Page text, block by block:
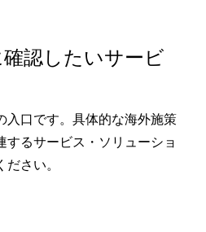
認したいサービ
入口です。具体的な海外施策
するサービス・ソリューショ
さい。